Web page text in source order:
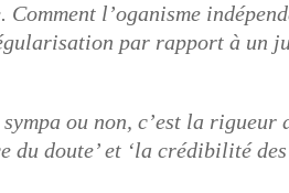
l’oganisme
par rapport à un
ou non, c’est la rigueur
du doute’ et ‘la crédibilité des